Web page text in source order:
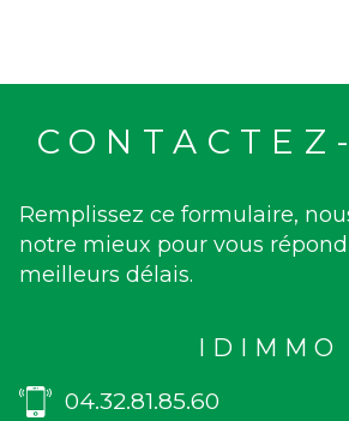
Remplissez ce formulaire,
notre mieux pour vous
meilleurs délais.
IDIMMO
04.32.81.85.60